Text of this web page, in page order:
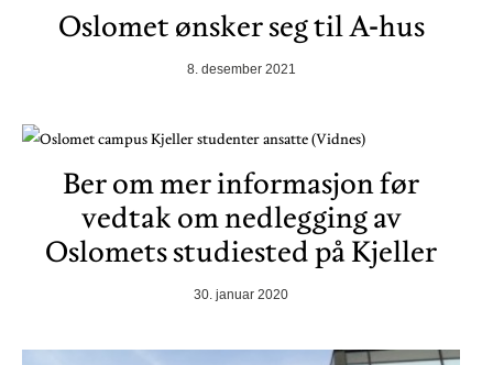
Oslomet ønsker seg til A-hus
8. desember 2021
Ber om mer informasjon før
vedtak om nedlegging av
Oslomets studiested på Kjeller
30. januar 2020